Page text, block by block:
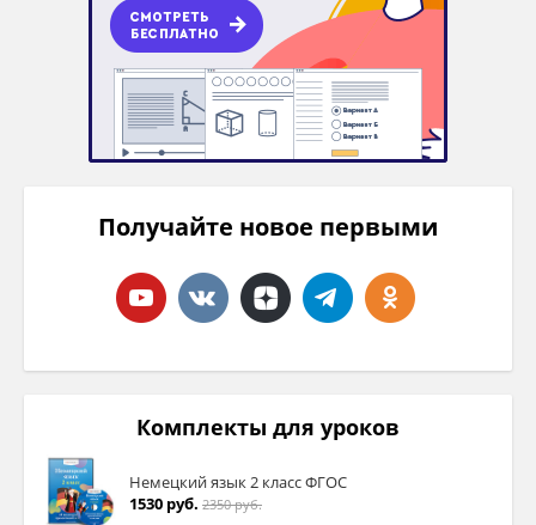
Получайте новое первыми
Комплекты для уроков
Немецкий язык 2 класс ФГОС
1530 руб. 2350 руб.